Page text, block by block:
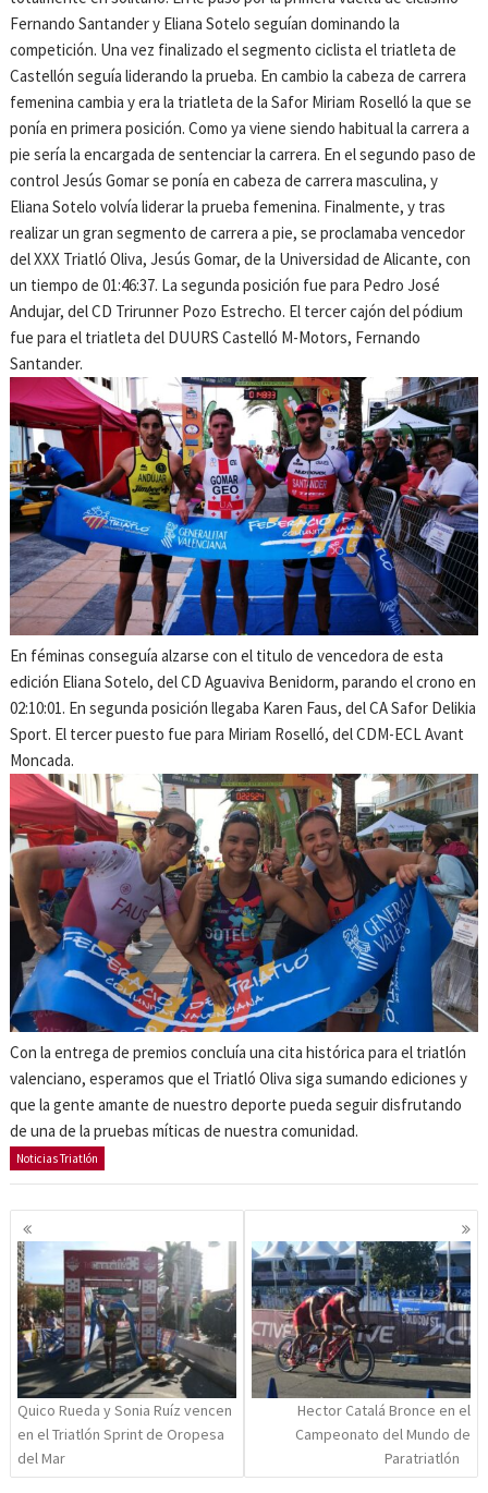
Fernando Santander y Eliana Sotelo seguían dominando la
competición. Una vez finalizado el segmento ciclista el triatleta de
Castellón seguía liderando la prueba. En cambio la cabeza de carrera
femenina cambia y era la triatleta de la Safor Miriam Roselló la que se
ponía en primera posición. Como ya viene siendo habitual la carrera a
pie sería la encargada de sentenciar la carrera. En el segundo paso de
control Jesús Gomar se ponía en cabeza de carrera masculina, y
Eliana Sotelo volvía liderar la prueba femenina. Finalmente, y tras
realizar un gran segmento de carrera a pie, se proclamaba vencedor
del XXX Triatló Oliva, Jesús Gomar, de la Universidad de Alicante, con
un tiempo de 01:46:37. La segunda posición fue para Pedro José
Andujar, del CD Trirunner Pozo Estrecho. El tercer cajón del pódium
fue para el triatleta del DUURS Castelló M-Motors, Fernando
Santander.
En féminas conseguía alzarse con el titulo de vencedora de esta
edición Eliana Sotelo, del CD Aguaviva Benidorm, parando el crono en
02:10:01. En segunda posición llegaba Karen Faus, del CA Safor Delikia
Sport. El tercer puesto fue para Miriam Roselló, del CDM-ECL Avant
Moncada.
Con la entrega de premios concluía una cita histórica para el triatlón
valenciano, esperamos que el Triatló Oliva siga sumando ediciones y
que la gente amante de nuestro deporte pueda seguir disfrutando
de una de la pruebas míticas de nuestra comunidad.
Noticias Triatlón
Navegación
de
entradas
Quico Rueda y Sonia Ruíz vencen
en el Triatlón Sprint de Oropesa
del Mar
Hector Catalá Bronce en el
Campeonato del Mundo de
Paratriatlón